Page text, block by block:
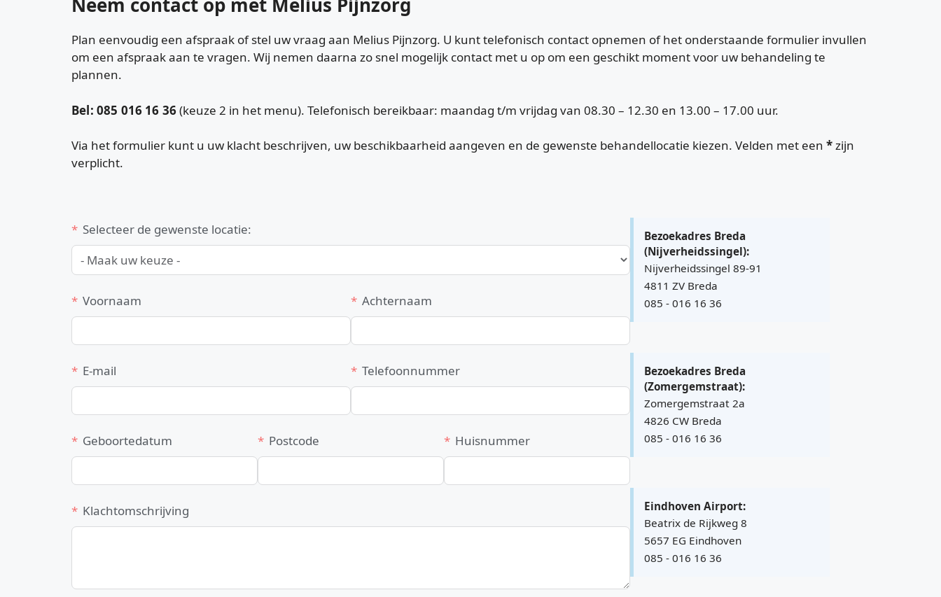
Plan eenvoudig een afspraak of stel uw vraag aan Melius Pijnzorg. U kunt telefonisch contact opnemen of het onderstaande formulier invullen
om een afspraak aan te vragen. Wij nemen daarna zo snel mogelijk contact met u op om een geschikt moment voor uw behandeling te
plannen.
Bel: 085 016 16 36(keuze 2 in het menu). Telefonisch bereikbaar: maandag t/m vrijdag van 08.30 – 12.30 en 13.00 – 17.00 uur.
Via het formulier kunt u uw klacht beschrijven, uw beschikbaarheid aangeven en de gewenste behandellocatie kiezen. Velden met een *zijn
verplicht.
Selecteer de gewenste locatie:
Voornaam Achternaam
E-mail Telefoonnummer
Geboortedatum Postcode Huisnummer
Klachtomschrijving
Bezoekadres Breda
(Nijverheidssingel):
Nijverheidssingel 89-91
4811 ZV Breda
085 - 016 16 36
Bezoekadres Breda
(Zomergemstraat):
Zomergemstraat 2a
4826 CW Breda
085 - 016 16 36
Eindhoven Airport:
Beatrix de Rijkweg 8
5657 EG Eindhoven
085 - 016 16 36